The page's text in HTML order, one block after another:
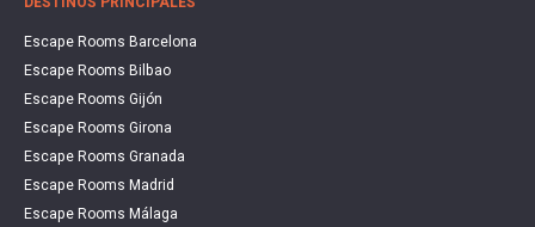
Escape Rooms Barcelona
Escape Rooms Bilbao
Escape Rooms Gijón
Escape Rooms Girona
Escape Rooms Granada
Escape Rooms Madrid
Escape Rooms Málaga